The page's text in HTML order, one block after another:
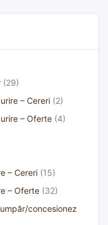
(29)
– Cereri (2)
– Oferte (4)
– Cereri (15)
– Oferte (32)
concesionez